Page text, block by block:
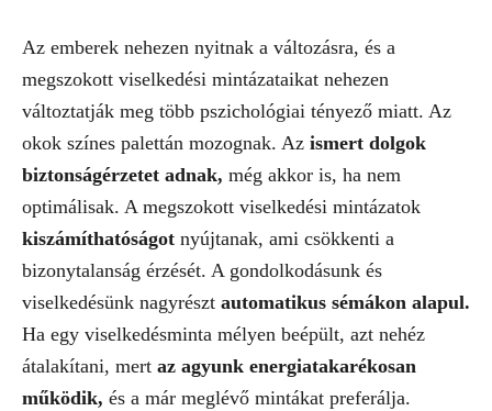
Az emberek nehezen nyitnak a változásra, és a
megszokott viselkedési mintázataikat nehezen
változtatják meg több pszichológiai tényező miatt. Az
okok színes palettán mozognak. Az ismert dolgok
biztonságérzetet adnak, még akkor is, ha nem
optimálisak. A megszokott viselkedési mintázatok
kiszámíthatóságot nyújtanak, ami csökkenti a
bizonytalanság érzését. A gondolkodásunk és
viselkedésünk nagyrészt automatikus sémákon alapul.
Ha egy viselkedésminta mélyen beépült, azt nehéz
átalakítani, mert az agyunk energiatakarékosan
működik, és a már meglévő mintákat preferálja.